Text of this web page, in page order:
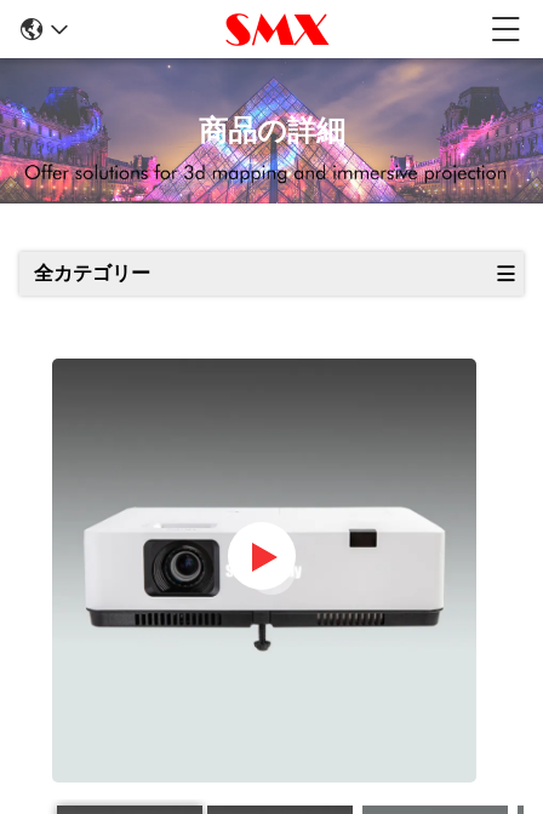
商品の詳細
全カテゴリー